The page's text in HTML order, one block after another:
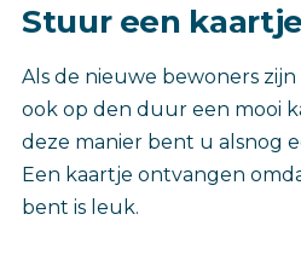
Stuur een kaartje
Als de nieuwe bewoners
ook op den duur een mooi
deze manier bent u alsnog
Een kaartje ontvangen
bent is leuk.